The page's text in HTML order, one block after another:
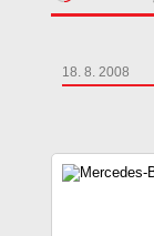
18. 8. 2008